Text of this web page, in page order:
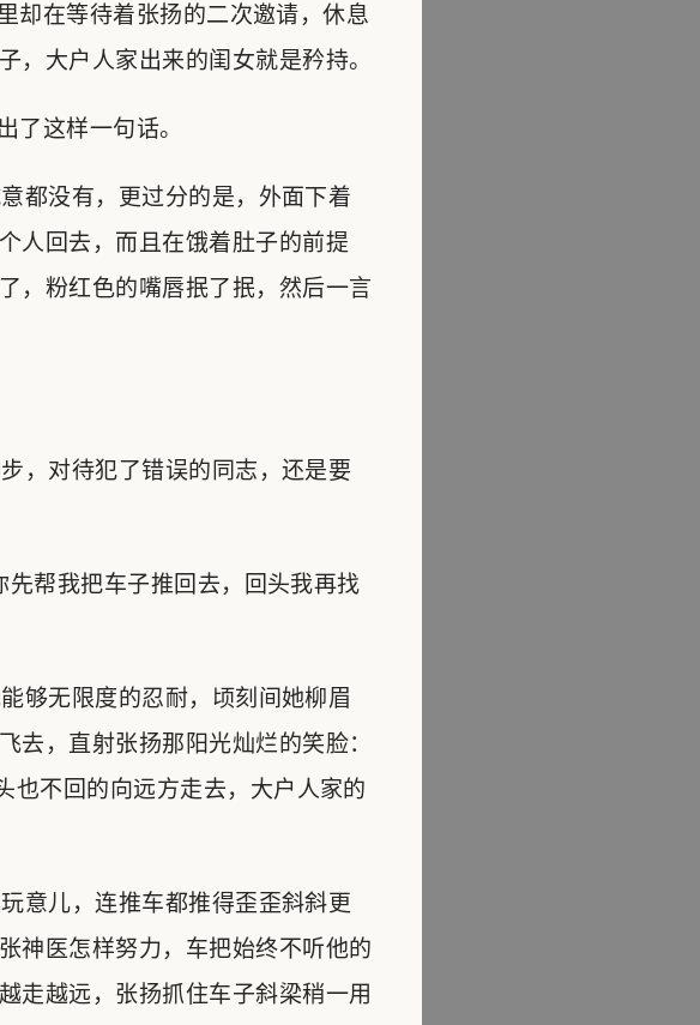
却在等待着张扬的二次邀请，休息
，大户人家出来的闺女就是矜持。
这样一句话。
都没有，更过分的是，外面下着
人回去，而且在饿着肚子的前提
，粉红色的嘴唇抿了抿，然后一言
，对待犯了错误的同志，还是要
帮我把车子推回去，回头我再找
够无限度的忍耐，顷刻间她柳眉
去，直射张扬那阳光灿烂的笑脸：
也不回的向远方走去，大户人家的
意儿，连推车都推得歪歪斜斜更
神医怎样努力，车把始终不听他的
走越远，张扬抓住车子斜梁稍一用